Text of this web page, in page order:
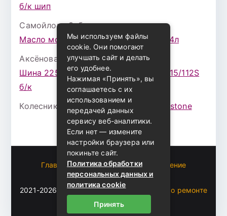
б/к шип
Самойлова Забавак записи
Масло моторное ZIC X7 (A+) 10W30 4л
Аксёнова Адельк записи
Шина 225/75 Р-16 Nokian Rotiva HT 115/112S
б/к
Колесникова Аурикак записи Bridgestone
Главная
Пользовательское соглашение
Карта сайта
2021-2026 (c)Автоблог Владомира — все о ремонте
и эксплуатации авто
Мы используем файлы
cookie. Они помогают
улучшать сайт и делать
его удобнее.
Нажимая «Принять», вы
соглашаетесь с их
использованием и
передачей данных
сервису веб-аналитики.
Если нет — измените
настройки браузера или
покиньте сайт.
Политика обработки
персональных данных и
политика cookie
Принять